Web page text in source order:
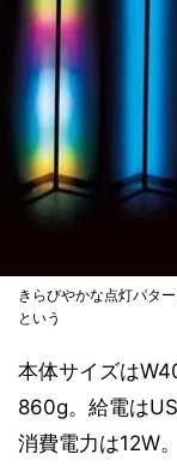
きらびやかな点灯パタ
という
本体サイズは
860g。給電は
消費電力は12W